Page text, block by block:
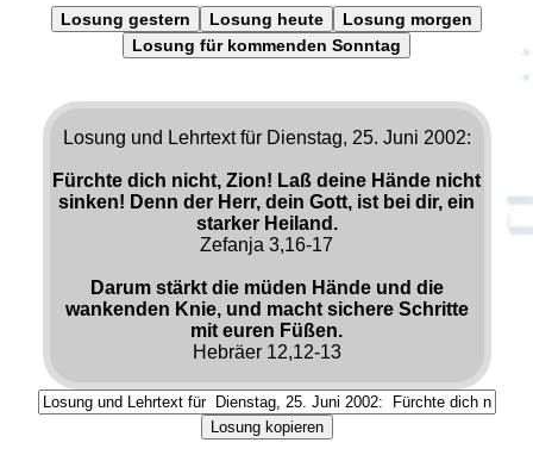
Losung gestern Losung heute
Losung morgen
Losung für kommenden Sonntag
Losung und Lehrtext für Dienstag, 25. Juni 2002:
Fürchte dich nicht, Zion! Laß deine Hände nicht
sinken! Denn der Herr, dein Gott, ist bei dir, ein
starker Heiland.
Zefanja 3,16-17
Darum stärkt die müden Hände und die
wankenden Knie, und macht sichere Schritte
mit euren Füßen.
Hebräer 12,12-13
Losung kopieren